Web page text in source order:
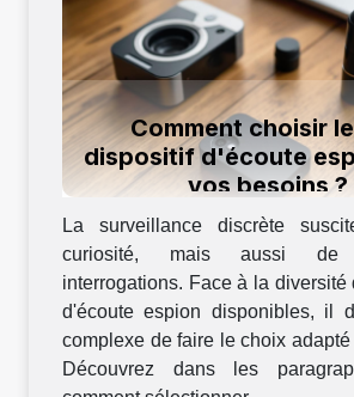
Comment choisir
dispositif d'écoute
vos besoins ?
La surveillance discrète
curiosité, mais aussi de
interrogations. Face à la diversité
d'écoute espion disponibles, il
complexe de faire le choix
Découvrez dans les